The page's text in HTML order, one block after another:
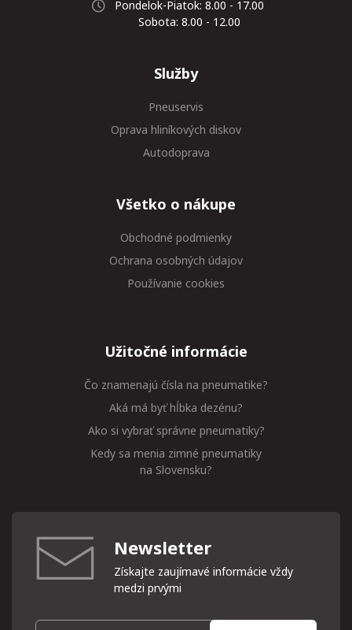
Pondelok-Piatok: 8.00 - 17.00
Sobota: 8.00 - 12.00
Služby
Pneuservis
Oprava hliníkových diskov
Autodoprava
Všetko o nákupe
Obchodné podmienky
Ochrana osobných údajov
Používanie cookies
Užitočné informácie
Čo znamenajú čísla na pneumatike?
Aká má byť hĺbka dezénu?
Ako si vybrať správne pneumatiky?
Kedy sa menia zimné pneumatiky
na Slovensku?
Newsletter
Získajte zaujímavé informácie vždy
medzi prvými